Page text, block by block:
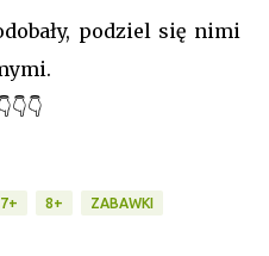
podziel się nimi
7+ 8+ ZABAWKI